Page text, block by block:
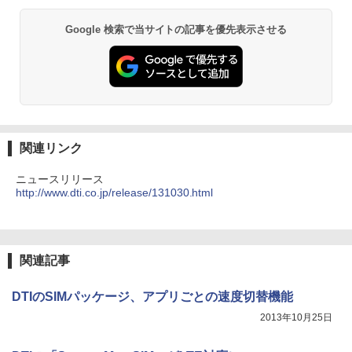
Google 検索で当サイトの記事を優先表示させる
関連リンク
ニュースリリース
http://www.dti.co.jp/release/131030.html
関連記事
DTIのSIMパッケージ、アプリごとの速度切替機能
2013年10月25日